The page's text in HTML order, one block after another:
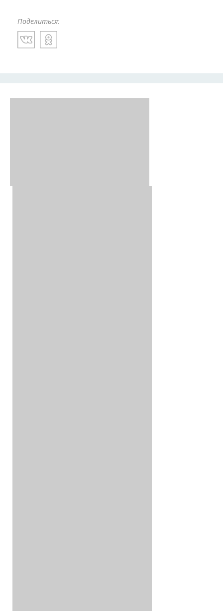
Поделиться: